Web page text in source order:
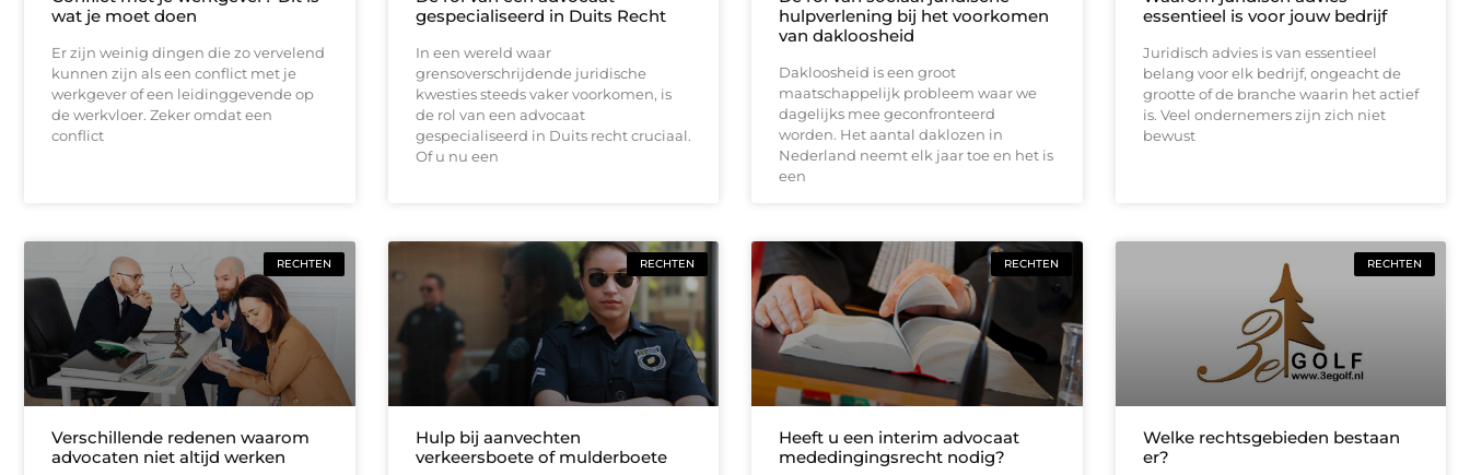
wat je moet doen
Er zijn weinig dingen die zo vervelend
kunnen zijn als een conflict met je
werkgever of een leidinggevende op
de werkvloer. Zeker omdat een
conflict
gespecialiseerd in Duits Recht
In een wereld waar
grensoverschrijdende juridische
kwesties steeds vaker voorkomen, is
de rol van een advocaat
gespecialiseerd in Duits recht cruciaal.
Of u nu een
hulpverlening bij het voorkomen
van dakloosheid
Dakloosheid is een groot
maatschappelijk probleem waar we
dagelijks mee geconfronteerd
worden. Het aantal daklozen in
Nederland neemt elk jaar toe en het is
een
essentieel is voor jouw bedrijf
Juridisch advies is van essentieel
belang voor elk bedrijf, ongeacht de
grootte of de branche waarin het actief
is. Veel ondernemers zijn zich niet
bewust
RECHTEN
Verschillende redenen waarom
advocaten niet altijd werken
RECHTEN
Hulp bij aanvechten
verkeersboete of mulderboete
RECHTEN
Heeft u een interim advocaat
mededingingsrecht nodig?
RECHTEN
Welke rechtsgebieden bestaan
er?